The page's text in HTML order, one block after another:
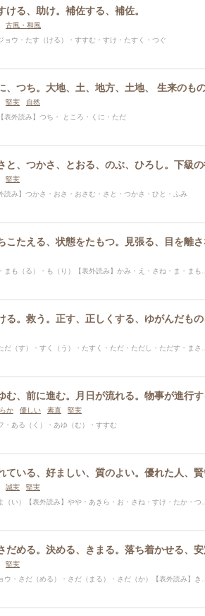
ける、助け。補佐する、補佐。
古風・和風
ョウ・たす（ける）・すすむ・すけ・たすく・つぐ
堅実
自然
表外読み】つち・ ところ・くに・ただ
堅実
読み】つかさ・おさ・おさむ・さと・つかさ・ひと・ふみ
も（る）・も（り）【表外読み】かみ・え・さね・ま・まもる・もれ
（す）・すく（う）・たすく・ただ・ただし・ただす・まさ・まさし
か 優しい 素直
堅実
・ある（く）・あゆ（む）・すすむ
誠実
堅実
み】やや・あきら・お・さね・すけ・たか・つぎ・つか・つかさ・なおし・なか・なが・ながし・はる・ひこ・ひさ・ふみ・まこと・み・よし・ら・ろ・かず・かた
堅実
だ（める）・さだ（まる）・さだ（か）【表外読み】き（まる）・さだ・さだむ・さだめ・つら・また・やす